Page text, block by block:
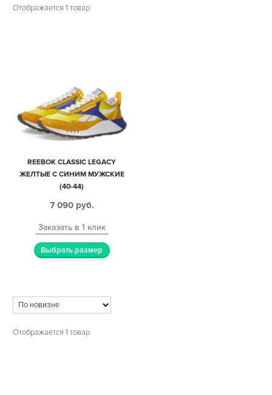
Отображается 1 товар
REEBOK CLASSIC LEGACY
ЖЕЛТЫЕ С СИНИМ МУЖСКИЕ
(40-44)
7 090 руб.
Заказать в 1 клик
Выбрать размер
Отображается 1 товар